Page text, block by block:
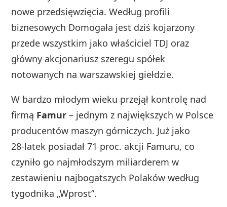
nowe przedsięwzięcia. Według profili
biznesowych Domogała jest dziś kojarzony
przede wszystkim jako właściciel TDJ oraz
główny akcjonariusz szeregu spółek
notowanych na warszawskiej giełdzie.
W bardzo młodym wieku przejął kontrolę nad
firmą Famur – jednym z największych w Polsce
producentów maszyn górniczych. Już jako
28‑latek posiadał 71 proc. akcji Famuru, co
czyniło go najmłodszym miliarderem w
zestawieniu najbogatszych Polaków według
tygodnika „Wprost”.